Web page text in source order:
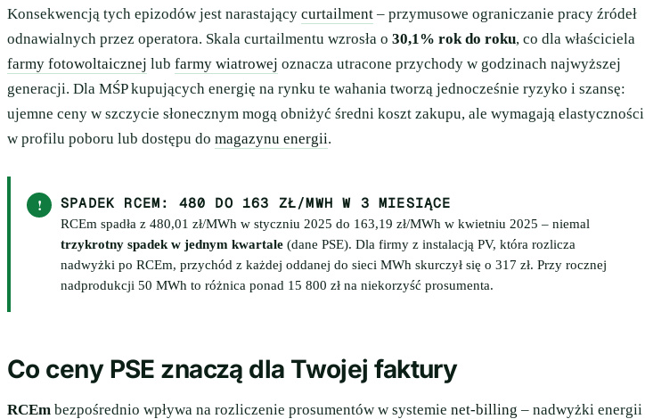
Konsekwencją tych epizodów jest narastający curtailment – przymusowe ograniczanie pracy źródeł
odnawialnych przez operatora. Skala curtailmentu wzrosła o 30,1% rok do roku, co dla właściciela
farmy fotowoltaicznej lub farmy wiatrowej oznacza utracone przychody w godzinach najwyższej
generacji. Dla MŚP kupujących energię na rynku te wahania tworzą jednocześnie ryzyko i szansę:
ujemne ceny w szczycie słonecznym mogą obniżyć średni koszt zakupu, ale wymagają elastyczności
w profilu poboru lub dostępu do magazynu energii.
! SPADEK RCEM: 480 DO 163 ZŁ/MWH W 3 MIESIĄCE
RCEm spadła z 480,01 zł/MWh w styczniu 2025 do 163,19 zł/MWh w kwietniu 2025 – niemal
trzykrotny spadek w jednym kwartale (dane PSE). Dla firmy z instalacją PV, która rozlicza
nadwyżki po RCEm, przychód z każdej oddanej do sieci MWh skurczył się o 317 zł. Przy rocznej
nadprodukcji 50 MWh to różnica ponad 15 800 zł na niekorzyść prosumenta.
Co ceny PSE znaczą dla Twojej faktury
RCEm bezpośrednio wpływa na rozliczenie prosumentów w systemie net-billing – nadwyżki energii